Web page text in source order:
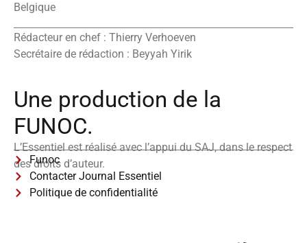
Belgique
Rédacteur en chef : Thierry Verhoeven
Secrétaire de rédaction : Beyyah Yirik
Une production de la
FUNOC.
L’Essentiel est réalisé avec l’appui du SAJ, dans le respect
des droits d’auteur.
Funoc
Contacter Journal Essentiel
Politique de confidentialité